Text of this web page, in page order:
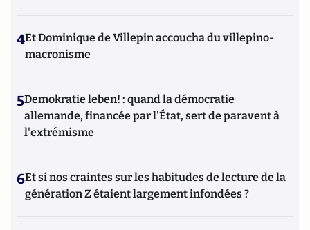
4Et Dominique de Villepin accoucha du villepino-
macronisme
5Demokratie leben! : quand la démocratie
allemande, financée par l'État, sert de paravent à
l'extrémisme
6Et si nos craintes sur les habitudes de lecture de la
génération Z étaient largement infondées ?